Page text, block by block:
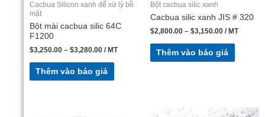
Cacbua Silicon xanh để xử lý bề
mặt
Bột mài cacbua silic 64C
F1200
$3,250.00 – $3,280.00 / MT
Thêm vào báo giá
Bột cacbua silic xanh
Cacbua silic xanh JIS # 320
$2,800.00 – $3,150.00 / MT
Thêm vào báo giá